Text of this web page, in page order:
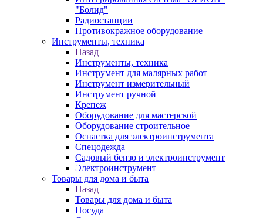
"Болид"
Радиостанции
Противокражное оборудование
Инструменты, техника
Назад
Инструменты, техника
Инструмент для малярных работ
Инструмент измерительный
Инструмент ручной
Крепеж
Оборудование для мастерской
Оборудование строительное
Оснастка для электроинструмента
Спецодежда
Садовый бензо и электроинструмент
Электроинструмент
Товары для дома и быта
Назад
Товары для дома и быта
Посуда